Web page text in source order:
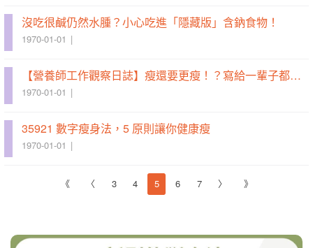
沒吃很鹹仍然水腫？小心吃進「隱藏版」含鈉食物！
1970-01-01
【營養師工作觀察日誌】瘦還要更瘦！？寫給一輩子都想瘦身的女孩們
1970-01-01
35921 數字瘦身法，5 原則讓你健康瘦
1970-01-01
《 〈 3 4 5 6 7 〉 》